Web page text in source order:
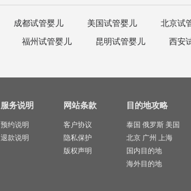
成都试管婴儿 美国试管婴儿 北京试
福州试管婴儿 昆明试管婴儿 西安
服务说明
预约说明
退款说明
网站条款
客户协议
隐私保护
版权声明
目的地攻略
泰国 俄罗斯 美国
北京 广州 上海
国内目的地
海外目的地